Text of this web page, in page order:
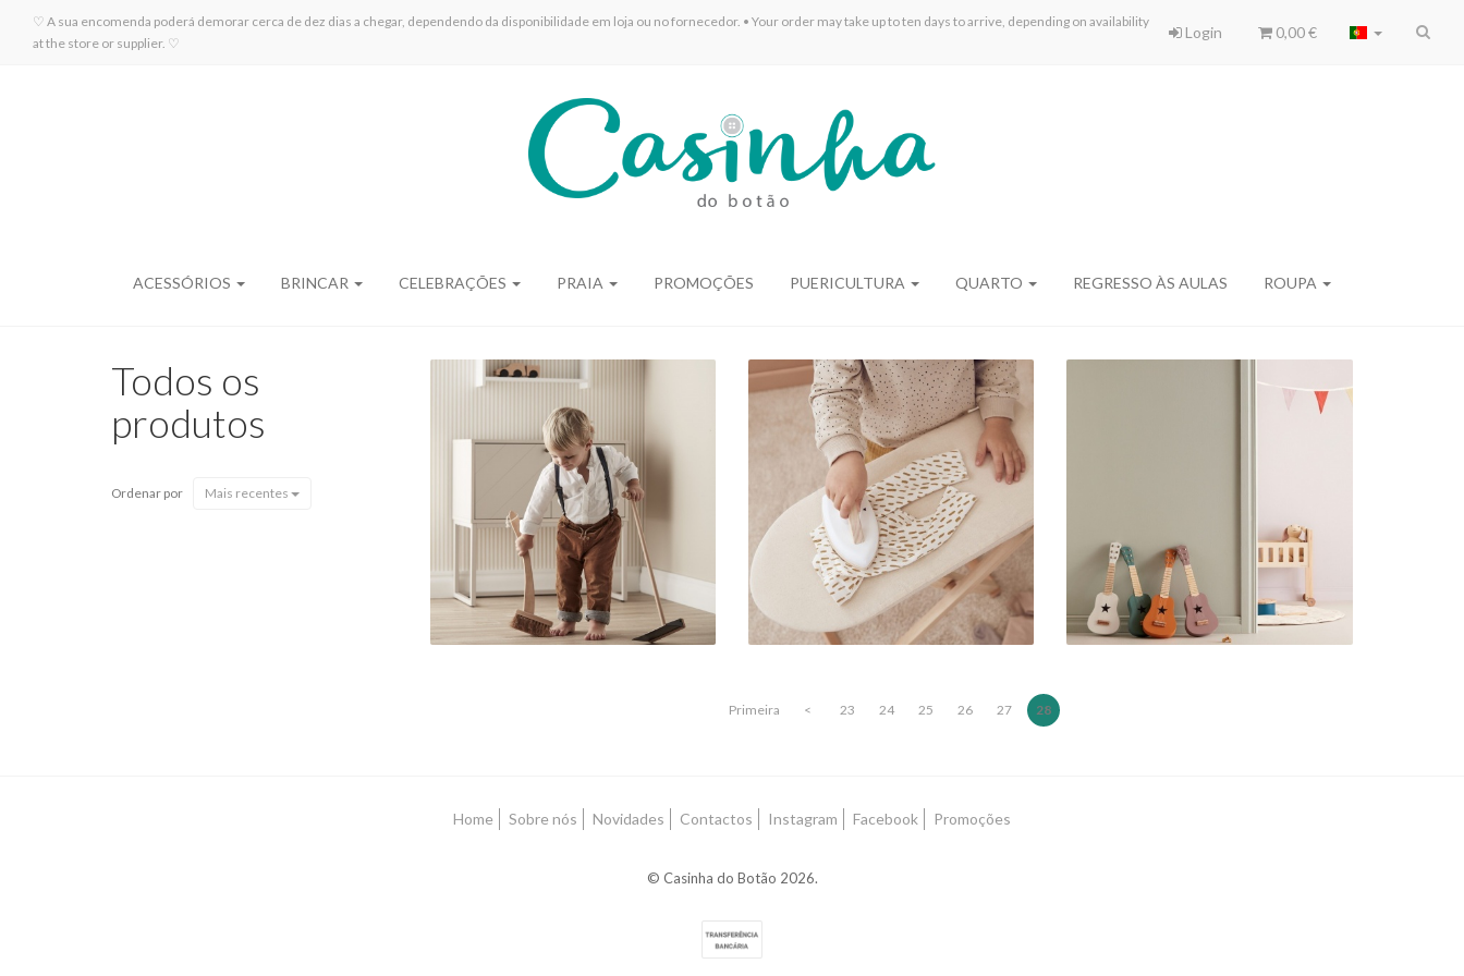
♡ A sua encomenda poderá demorar cerca de dez dias a chegar, dependendo da disponibilidade em loja ou no fornecedor. • Your order may take up to ten days to arrive, depending on availability
at the store or supplier. ♡
Login 0,00 €
ACESSÓRIOS BRINCAR CELEBRAÇÕES PRAIA PROMOÇÕES PUERICULTURA QUARTO REGRESSO ÀS AULAS ROUPA
Todos os
produtos
Ordenar por Mais recentes PÁ E VASSOURA
29,90 €
TÁBUA DE PASSAR
COM FERRO
59,00 €
Primeira < 23 24 25 26 27 28
Home Sobre nós Novidades Contactos Instagram Facebook Promoções
© Casinha do Botão 2026.